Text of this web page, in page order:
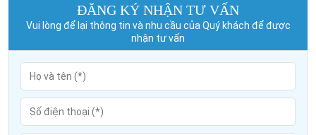
ĐĂNG KÝ NHẬN TƯ VẤN
Vui lòng để lại thông tin và nhu cầu của Quý khách để được
nhận tư vấn